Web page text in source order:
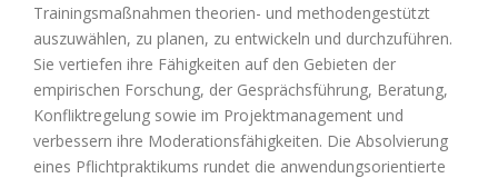
Trainingsmaßnahmen theorien- und methodengestützt
auszuwählen, zu planen, zu entwickeln und durchzuführen.
Sie vertiefen ihre Fähigkeiten auf den Gebieten der
empirischen Forschung, der Gesprächsführung, Beratung,
Konfliktregelung sowie im Projektmanagement und
verbessern ihre Moderationsfähigkeiten. Die Absolvierung
eines Pflichtpraktikums rundet die anwendungsorientierte